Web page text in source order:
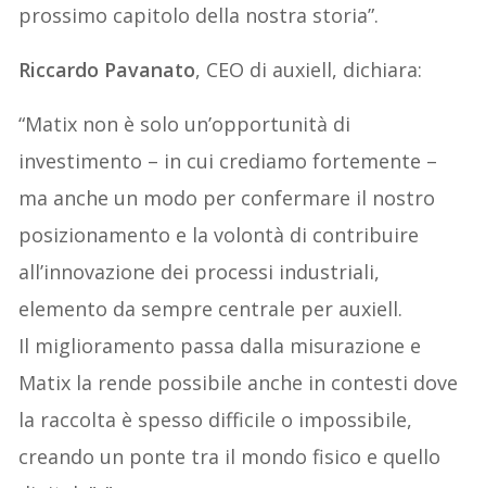
prossimo capitolo della nostra storia”.
Riccardo Pavanato, CEO di auxiell, dichiara:
“Matix non è solo un’opportunità di
investimento – in cui crediamo fortemente –
ma anche un modo per confermare il nostro
posizionamento e la volontà di contribuire
all’innovazione dei processi industriali,
elemento da sempre centrale per auxiell.
Il miglioramento passa dalla misurazione e
Matix la rende possibile anche in contesti dove
la raccolta è spesso difficile o impossibile,
creando un ponte tra il mondo fisico e quello